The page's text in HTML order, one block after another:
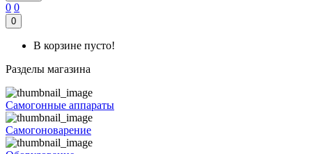
0 0
0
В корзине пусто!
Разделы магазина
Самогонные аппараты
Самогоноварение